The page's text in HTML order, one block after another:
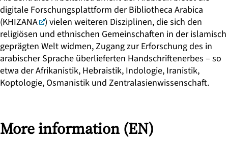
digitale Forschungsplattform der Bibliotheca Arabica
(KHIZANA ) vielen weiteren Disziplinen, die sich den
religiösen und ethnischen Gemeinschaften in der islamisch
geprägten Welt widmen, Zugang zur Erforschung des in
arabischer Sprache überlieferten Handschriftenerbes – so
etwa der Afrikanistik, Hebraistik, Indologie, Iranistik,
Koptologie, Osmanistik und Zentralasienwissenschaft.
More information (EN)